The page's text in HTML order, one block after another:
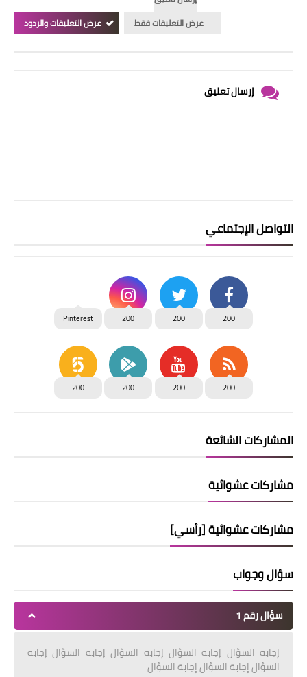
عرض التعليقات فقط
عرض التعليقات والردود
إرسال تعليق
التواصل الإجتماعي
200
200
200
Pinterest
200
200
200
200
المشاركات الشائعة
مشاركات عشوائية
مشاركات عشوائية [رأسي]
سؤال وجواب
سؤال رقم 1
إجابة السؤال إجابة السؤال إجابة السؤال إجابة السؤال إجابة
السؤال إجابة السؤال إجابة السؤال